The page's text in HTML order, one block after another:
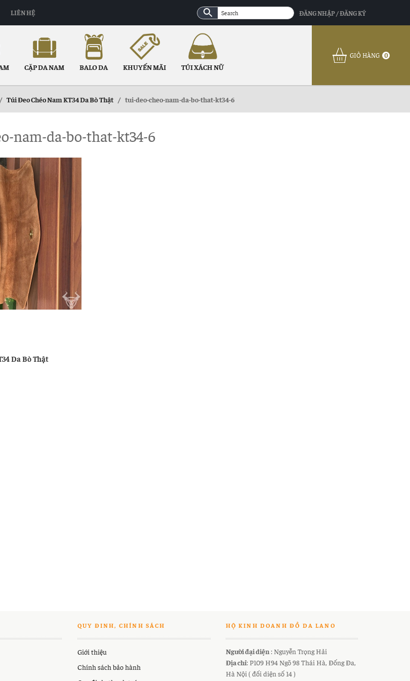
LIÊN HỆ ĐĂNG NHẬP / ĐĂNG KÝ
CẶP DA NAM BALO DA KHUYẾN MÃI TÚI XÁCH NỮ
GIỎ HÀNG 0
/ Túi Đeo Chéo Nam KT34 Da Bò Thật / tui-deo-cheo-nam-da-bo-that-kt34-6
nam-da-bo-that-kt34-6
Da Bò Thật
QUY ĐINH, CHÍNH SÁCH
Giới thiệu
Chính sách bảo hành
HỘ KINH DOANH ĐỒ DA LANO
Người đại diện: Nguyễn Trọng Hải
Địa chỉ: P109 H94 Ngõ 98 Thái Hà, Đống Đa,
Hà Nội ( đối diện số 14 )